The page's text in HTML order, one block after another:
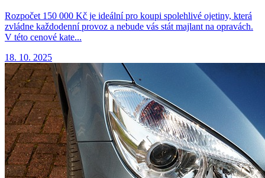
Rozpočet 150 000 Kč je ideální pro koupi spolehlivé ojetiny, která
zvládne každodenní provoz a nebude vás stát majlant na opravách.
V této cenové kate...
18. 10. 2025